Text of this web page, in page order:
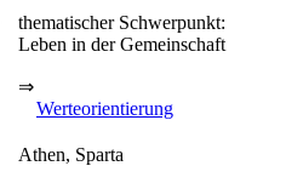
thematischer Schwerpunkt:
Leben in der Gemeinschaft
⇒
Werteorientierung
Athen, Sparta